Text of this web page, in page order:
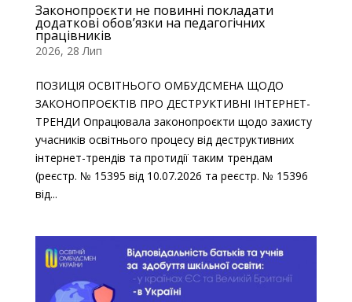
Законопроєкти не повинні покладати
додаткові обов’язки на педагогічних
працівників
2026, 28 Лип
ПОЗИЦІЯ ОСВІТНЬОГО ОМБУДСМЕНА ЩОДО
ЗАКОНОПРОЄКТІВ ПРО ДЕСТРУКТИВНІ ІНТЕРНЕТ-
ТРЕНДИ Опрацювала законопроєкти щодо захисту
учасників освітнього процесу від деструктивних
інтернет-трендів та протидії таким трендам
(реєстр. № 15395 від 10.07.2026 та реєстр. № 15396
від...